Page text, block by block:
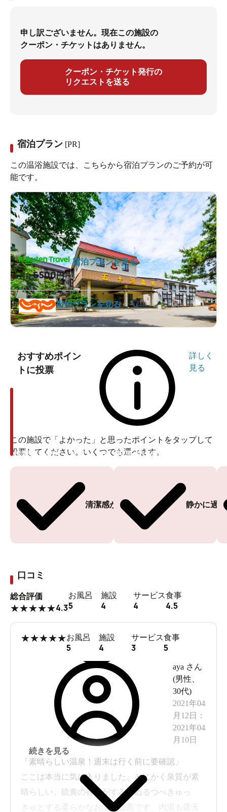
申し訳ございません。現在この施設の
クーポン・チケットはありません。
クーポン・チケット発行の
リクエストを送る
宿泊プラン [PR]
この温浴施設では、こちらから宿泊プランのご予約が可
能です。
1泊6500円～
宿泊プランを見る
宿泊プランを見る
おすすめポイン
トに投票
詳しく
見る
この施設で「よかった」と思ったポイントをタップして
投票してください。いくつでも選べます。
清潔感がある
投票ありがとうございます
静かに過
投票ありがとうございます
口コミ
総合評価
★★★★★4.3
お風呂
5
施設
4
サービス
4
食事
4.5
★★★★★お風呂
5
施設
4
サービス
3
食事
5
aya さん
(男性
30代)
2021年04
月12日
：
2021年04
月10日
「素晴らしい温泉！週末は行く前に要確認」
ここは本当に気に入りました。とにかく泉質が素
晴らしい。硫黄の香りがする、ぬるつべきゅっ
きゅとする柔らかなお湯が最高です。内湯も露天
続きを見る